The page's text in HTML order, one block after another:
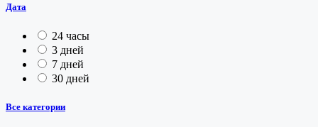
Дата
24 часы
3 дней
7 дней
30 дней
Все категории